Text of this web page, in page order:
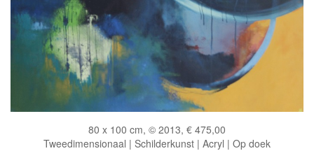
80 x 100 cm, © 2013, € 475,00
Tweedimensionaal | Schilderkunst | Acryl | Op doek